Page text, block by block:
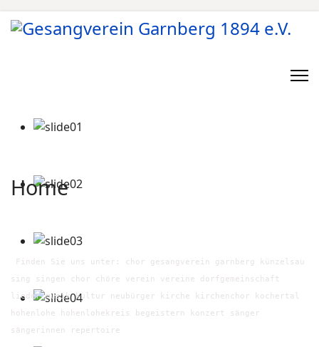
Home
Finden Sie uns unter: chor gesangverein garnberg künzelsau
sing singen chor chöre verein vereine dorfgemeinschaft
lieder musik kultur neubürger kirche kirchenchor kochertal
hohenlohe hohenlohekreis begeistern konzert sänger
sängerinnen repertoire